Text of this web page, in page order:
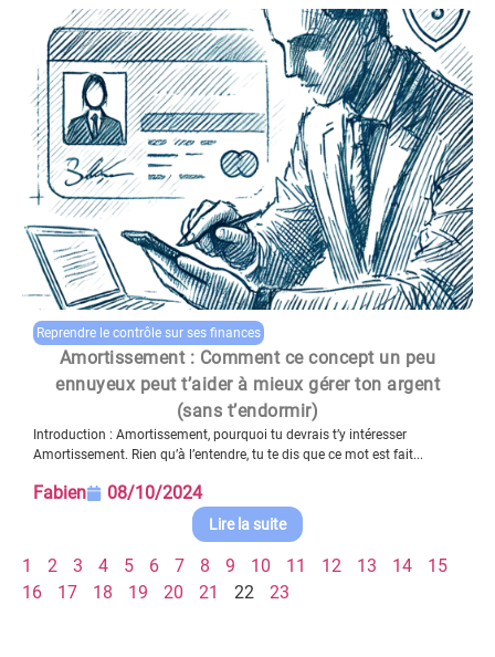
Reprendre le contrôle sur ses finances
Amortissement : Comment ce concept un peu
ennuyeux peut t’aider à mieux gérer ton argent
(sans t’endormir)
Introduction : Amortissement, pourquoi tu devrais t’y intéresser
Amortissement. Rien qu’à l’entendre, tu te dis que ce mot est fait...
Fabien 08/10/2024
Lire la suite
1 2 3 4 5 6 7 8 9 10 11 12 13 14
15
16
17 18 19 20 21 22 23